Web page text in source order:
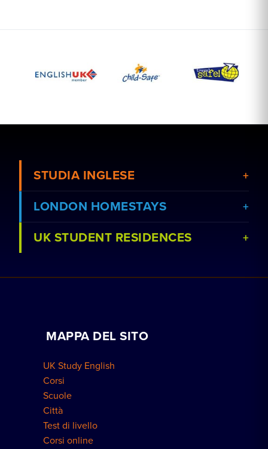
STUDIA INGLESE
Visualizza corsi
Visualizza le scuole
LONDON HOMESTAYS
Prenota un soggiorno in famiglia
Prenotazioni di gruppo
UK STUDENT RESIDENCES
Come prenotare
Residenze a Londra
MAPPA DEL SITO
UK Study English
Corsi
Scuole
Città
Test di livello
Corsi online